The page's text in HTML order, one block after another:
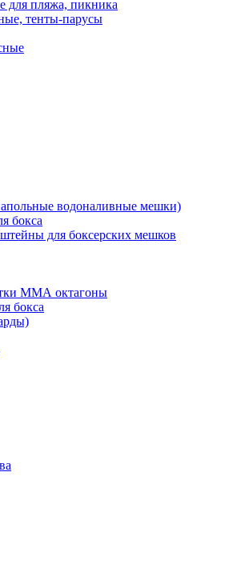
для пляжа, пикника
тенты-парусы
водоналивные мешки)
бокса
для боксерских мешков
ММА октагоны
бокса